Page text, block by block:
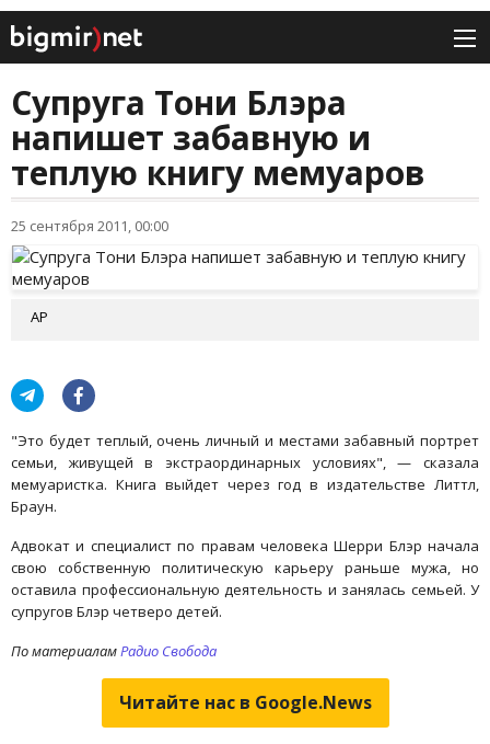
Супруга Тони Блэра
напишет забавную и
теплую книгу мемуаров
25 сентября 2011, 00:00
АР
"Это будет теплый, очень личный и местами забавный портрет
семьи, живущей в экстраординарных условиях", — сказала
мемуаристка. Книга выйдет через год в издательстве Литтл,
Браун.
Адвокат и специалист по правам человека Шерри Блэр начала
свою собственную политическую карьеру раньше мужа, но
оставила профессиональную деятельность и занялась семьей. У
супругов Блэр четверо детей.
По материаламРадио Свобода
Читайте нас в Google.News